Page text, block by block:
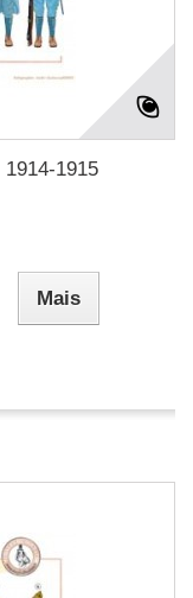
1915
Mais